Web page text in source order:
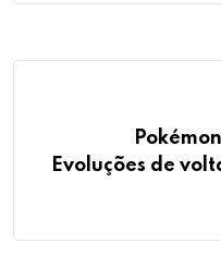
Evoluções de